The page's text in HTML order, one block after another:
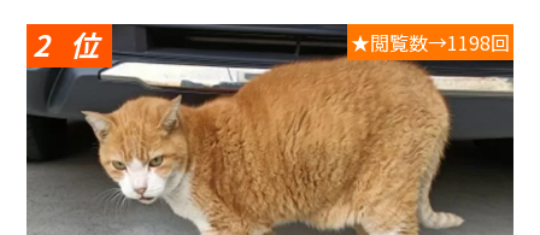
2 ★閲覧数→1198回